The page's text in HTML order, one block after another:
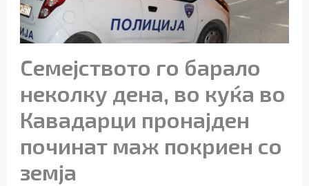
Семејството го барало
неколку дена, во куќа во
Кавадарци пронајден
починат маж покриен со
земја